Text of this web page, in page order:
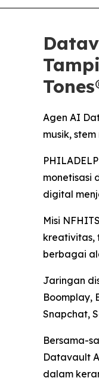
Agen AI
musik,
monetisasi
digital
Misi
kreativitas,
berbagai
Jaringan
Boomplay,
Snapchat,
Bersama-
Datavault
dalam